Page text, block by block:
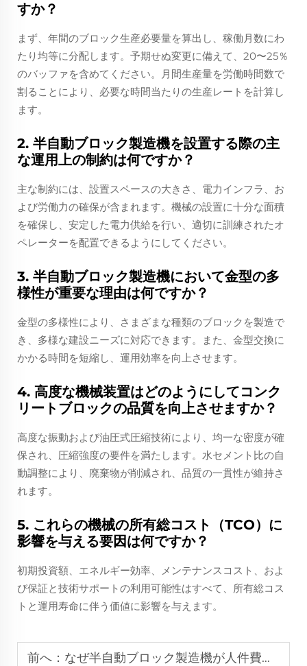
すか？
まず、年間のブロック生産必要量を算出し、稼働月数にわ
たり均等に分配します。予期せぬ変更に備えて、20〜25％
のバッファを含めてください。月間生産量を労働時間数で
割ることにより、必要な時間当たりの生産レートを計算し
ます。
2. 半自動ブロック製造機を設置する際の主
な運用上の制約は何ですか？
主な制約には、設置スペースの大きさ、電力インフラ、お
よび労働力の確保が含まれます。機械の設置に十分な面積
を確保し、安定した電力供給を行い、適切に訓練されたオ
ペレーターを配置できるようにしてください。
3. 半自動ブロック製造機において金型の多
様性が重要な理由は何ですか？
金型の多様性により、さまざまな種類のブロックを製造で
き、多様な建設ニーズに対応できます。また、金型交換に
かかる時間を短縮し、運用効率を向上させます。
4. 高度な機械装置はどのようにしてコンク
リートブロックの品質を向上させますか？
高度な振動および油圧式圧縮技術により、均一な密度が確
保され、圧縮強度の要件を満たします。水セメント比の自
動調整により、廃棄物が削減され、品質の一貫性が維持さ
れます。
5. これらの機械の所有総コスト（TCO）に
影響を与える要因は何ですか？
初期投資額、エネルギー効率、メンテナンスコスト、およ
び保証と技術サポートの利用可能性はすべて、所有総コス
トと運用寿命に伴う価値に影響を与えます。
前へ： なぜ半自動ブロック製造機が人件費を効果的に削減するのか